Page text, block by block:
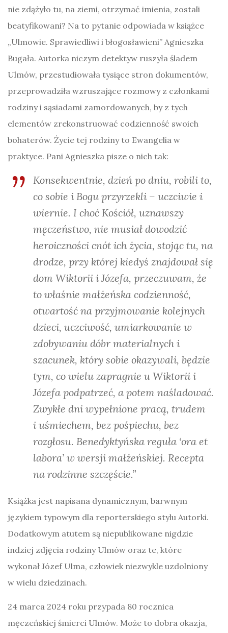
nie zdążyło tu, na ziemi, otrzymać imienia, zostali
beatyfikowani? Na to pytanie odpowiada w książce
„Ulmowie. Sprawiedliwi i błogosławieni” Agnieszka
Bugała. Autorka niczym detektyw ruszyła śladem
Ulmów, przestudiowała tysiące stron dokumentów,
przeprowadziła wzruszające rozmowy z członkami
rodziny i sąsiadami zamordowanych, by z tych
elementów zrekonstruować codzienność swoich
bohaterów. Życie tej rodziny to Ewangelia w
praktyce. Pani Agnieszka pisze o nich tak:
Konsekwentnie, dzień po dniu, robili to,
co sobie i Bogu przyrzekli – uczciwie i
wiernie. I choć Kościół, uznawszy
męczeństwo, nie musiał dowodzić
heroiczności cnót ich życia, stojąc tu, na
drodze, przy której kiedyś znajdował się
dom Wiktorii i Józefa, przeczuwam, że
to właśnie małżeńska codzienność,
otwartość na przyjmowanie kolejnych
dzieci, uczciwość, umiarkowanie w
zdobywaniu dóbr materialnych i
szacunek, który sobie okazywali, będzie
tym, co wielu zapragnie u Wiktorii i
Józefa podpatrzeć, a potem naśladować.
Zwykłe dni wypełnione pracą, trudem
i uśmiechem, bez pośpiechu, bez
rozgłosu. Benedyktyńska reguła ‘ora et
labora’ w wersji małżeńskiej. Recepta
na rodzinne szczęście.”
Książka jest napisana dynamicznym, barwnym
językiem typowym dla reporterskiego stylu Autorki.
Dodatkowym atutem są niepublikowane nigdzie
indziej zdjęcia rodziny Ulmów oraz te, które
wykonał Józef Ulma, człowiek niezwykle uzdolniony
w wielu dziedzinach.
24 marca 2024 roku przypada 80 rocznica
męczeńskiej śmierci Ulmów. Może to dobra okazja,